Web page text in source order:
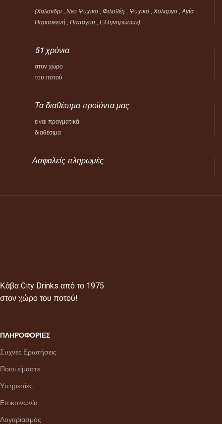
(Χαλανδρι , Νεο Ψυχικο , Φιλοθέη , Ψυχικό ,
Χολαργο , Αγία
Παρασκευή , Παπάγου , Ελληνορώσων)
51 χρόνια
στον χώρο
του ποτού
Τα διαθέσιμα προϊόντα μας
είναι πραγματικά
διαθέσιμα
Ασφαλείς πληρωμές
Κάβα City Drinks από το 1975
στον χώρο του ποτού!
ΠΛΗΡΟΦΟΡΙΕΣ
Συχνές Ερωτήσεις
Ποιοι είμαστε
Υπηρεσίες
Επικοινωνία
Λογαριασμός